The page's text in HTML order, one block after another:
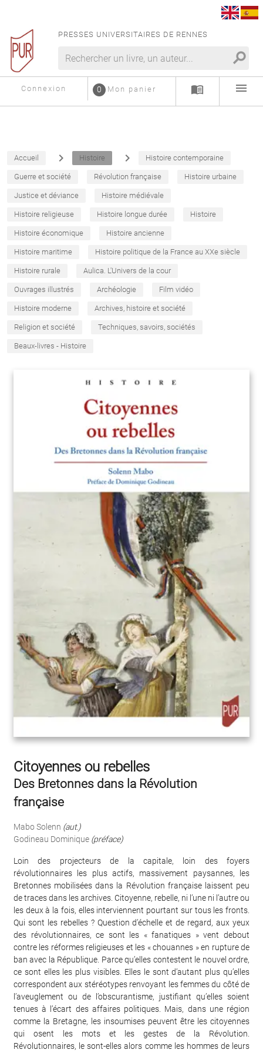
PRESSES UNIVERSITAIRES DE RENNES
search
Connexion Mon panier
0 menu_book menu
Accueil navigate_next Histoire navigate_next Histoire contemporaine
Guerre et société Révolution française Histoire urbaine
Justice et déviance Histoire médiévale
Histoire religieuse Histoire longue durée Histoire
Histoire économique Histoire ancienne
Histoire maritime Histoire politique de la France au XXe siècle
Histoire rurale Aulica. L'Univers de la cour
Ouvrages illustrés Archéologie Film vidéo
Histoire moderne Archives, histoire et société
Religion et société Techniques, savoirs, sociétés
Beaux-livres - Histoire
Citoyennes ou rebelles
Des Bretonnes dans la Révolution
française
Mabo Solenn (aut.)
Godineau Dominique (préface)
Loin des projecteurs de la capitale, loin des foyers
révolutionnaires les plus actifs, massivement paysannes, les
Bretonnes mobilisées dans la Révolution française laissent peu
de traces dans les archives. Citoyenne, rebelle, ni l’une ni l’autre ou
les deux à la fois, elles interviennent pourtant sur tous les fronts.
Qui sont les rebelles ? Question d’échelle et de regard, aux yeux
des révolutionnaires, ce sont les « fanatiques » vent debout
contre les réformes religieuses et les « chouannes » en rupture de
ban avec la République. Parce qu’elles contestent le nouvel ordre,
ce sont elles les plus visibles. Elles le sont d’autant plus qu’elles
correspondent aux stéréotypes renvoyant les femmes du côté de
l’aveuglement ou de l’obscurantisme, justifiant qu’elles soient
tenues à l’écart des affaires politiques. Mais, dans une région
comme la Bretagne, les insoumises peuvent être les citoyennes
qui osent les mots et les gestes de la Révolution.
Révolutionnaires, le sont-elles alors comme les hommes de leurs